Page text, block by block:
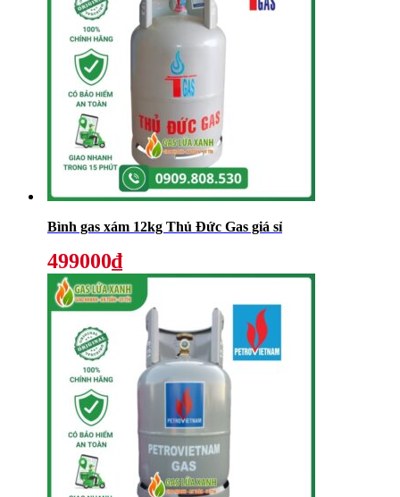
Bình gas xám 12kg Thủ Đức Gas giá sỉ
499000₫